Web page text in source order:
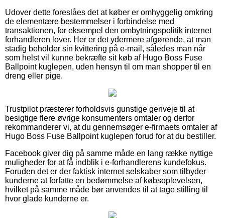
Udover dette foreslåes det at køber er omhyggelig omkring
de elementære bestemmelser i forbindelse med
transaktionen, for eksempel den ombytningspolitik internet
forhandleren lover. Her er det ydermere afgørende, at man
stadig beholder sin kvittering på e-mail, således man når
som helst vil kunne bekræfte sit køb af Hugo Boss Fuse
Ballpoint kuglepen, uden hensyn til om man shopper til en
dreng eller pige.
Trustpilot præsterer forholdsvis gunstige genveje til at
besigtige flere øvrige konsumenters omtaler og derfor
rekommanderer vi, at du gennemsøger e-firmaets omtaler af
Hugo Boss Fuse Ballpoint kuglepen forud for at du bestiller.
Facebook giver dig på samme måde en lang række nyttige
muligheder for at få indblik i e-forhandlerens kundefokus.
Foruden det er der faktisk internet selskaber som tilbyder
kunderne at forfatte en bedømmelse af købsoplevelsen,
hvilket på samme måde bør anvendes til at tage stilling til
hvor glade kunderne er.